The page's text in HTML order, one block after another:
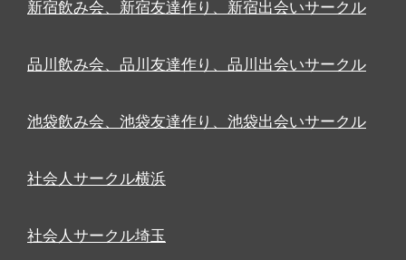
新宿飲み会、新宿友達作り、新宿出会いサークル
品川飲み会、品川友達作り、品川出会いサークル
池袋飲み会、池袋友達作り、池袋出会いサークル
社会人サークル横浜
社会人サークル埼玉